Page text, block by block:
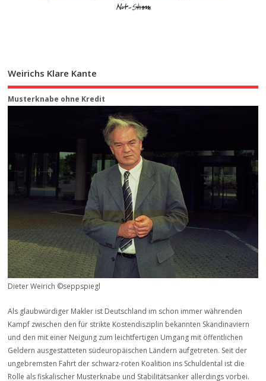
Weirichs Klare Kante
Musterknabe ohne Kredit
Dieter Weirich ©seppspiegl
Als glaubwürdiger Makler ist Deutschland im schon immer währenden
Kampf zwischen den für strikte Kostendisziplin bekannten Skandinaviern
und den mit einer Neigung zum leichtfertigen Umgang mit öffentlichen
Geldern ausgestatteten südeuropäischen Ländern aufgetreten. Seit der
ungebremsten Fahrt der schwarz-roten Koalition ins Schuldental ist die
Rolle als fiskalischer Musterknabe und Stabilitätsanker allerdings vorbei.